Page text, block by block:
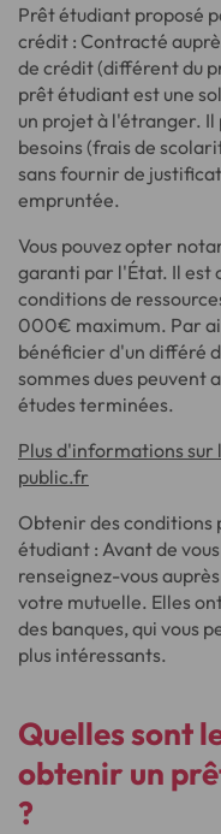
Prêt étudiant proposé
crédit : Contracté
de crédit (différent du
prêt étudiant est une
un projet à l'étranger.
besoins (frais de
sans fournir de
empruntée.
Vous pouvez opter
garanti par l'État. Il est
conditions de
000€ maximum. Par
bénéficier d'un différé
sommes dues peuvent
études terminées.
Plus d'informations
public.fr
Obtenir des
étudiant : Avant de
renseignez-vous
votre mutuelle. Elles
des banques, qui vous
plus intéressants.
Quelles sont
obtenir un
?